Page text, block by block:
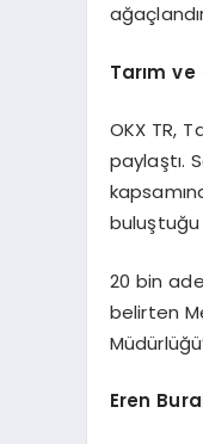
Tarım ve
OKX TR,
paylaştı.
20 bin
belirten
Eren